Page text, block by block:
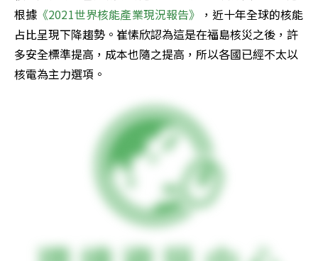
根據 《2021世界核能產業現況報告》
，近十年全球的核能
占比呈現下降趨勢。崔愫欣認為這是在福島核災之後，許
多安全標準提高，成本也隨之提高，所以各國已經不太以
核電為主力選項。